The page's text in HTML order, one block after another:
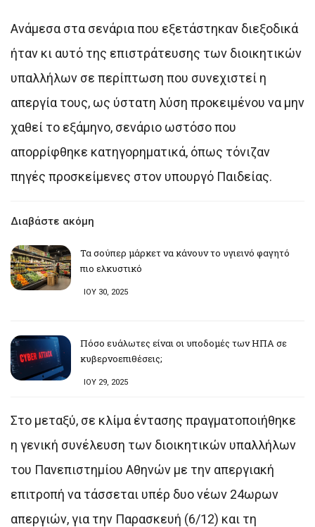
Ανάμεσα στα σενάρια που εξετάστηκαν διεξοδικά
ήταν κι αυτό της επιστράτευσης των διοικητικών
υπαλλήλων σε περίπτωση που συνεχιστεί η
απεργία τους, ως ύστατη λύση προκειμένου να μην
χαθεί το εξάμηνο, σενάριο ωστόσο που
απορρίφθηκε κατηγορηματικά, όπως τόνιζαν
πηγές προσκείμενες στον υπουργό Παιδείας.
Διαβάστε ακόμη
Τα σούπερ μάρκετ να κάνουν το υγιεινό φαγητό
πιο ελκυστικό
ΙΟΥ 30, 2025
Πόσο ευάλωτες είναι οι υποδομές των ΗΠΑ σε
κυβερνοεπιθέσεις;
ΙΟΥ 29, 2025
Στο μεταξύ, σε κλίμα έντασης πραγματοποιήθηκε
η γενική συνέλευση των διοικητικών υπαλλήλων
του Πανεπιστημίου Αθηνών με την απεργιακή
επιτροπή να τάσσεται υπέρ δυο νέων 24ωρων
απεργιών, για την Παρασκευή (6/12) και τη